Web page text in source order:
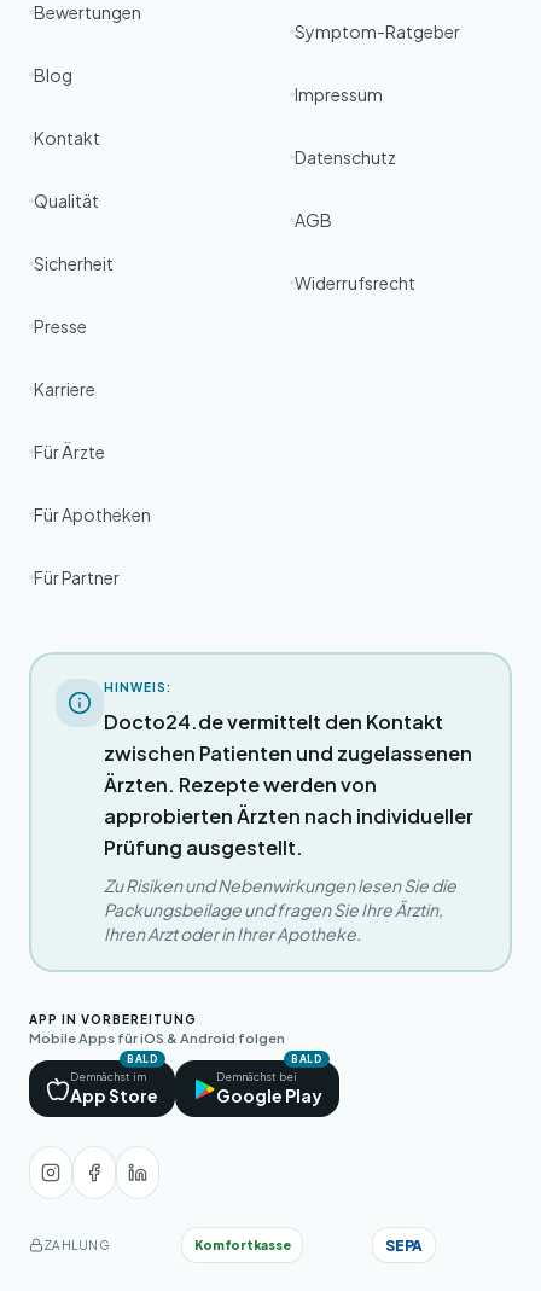
Bewertungen
Blog
Kontakt
Qualität
Sicherheit
Presse
Karriere
Für Ärzte
Für Apotheken
Für Partner
Symptom-Ratgeber
Impressum
Datenschutz
AGB
Widerrufsrecht
HINWEIS:
Docto24.de vermittelt den Kontakt
zwischen Patienten und zugelassenen
Ärzten. Rezepte werden von
approbierten Ärzten nach individueller
Prüfung ausgestellt.
Zu Risiken und Nebenwirkungen lesen Sie die
Packungsbeilage und fragen Sie Ihre Ärztin,
Ihren Arzt oder in Ihrer Apotheke.
APP IN VORBEREITUNG
Mobile Apps für iOS & Android folgen
BALD
Demnächst im
App Store
BALD
Demnächst bei
Google Play
ZAHLUNG Komfortkasse SEPA